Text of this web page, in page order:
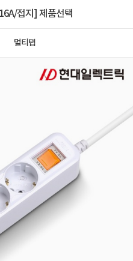
[현대일렉트릭] 멀티탭 [5구/16A/접지] 제품선택
멀티탭